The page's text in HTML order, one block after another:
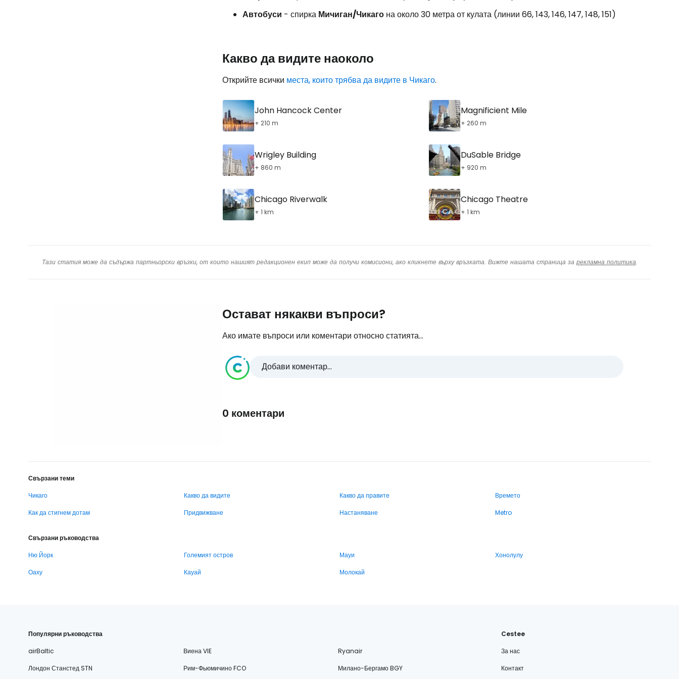
Автобуси - спирка Мичиган/Чикаго на около 30 метра от кулата (линии 66, 143, 146, 147, 148, 151)
Какво да видите наоколо
Открийте всички места, които трябва да видите в Чикаго.
John Hancock Center
+ 210 m
Magnificient Mile
+ 260 m
Wrigley Building
+ 860 m
DuSable Bridge
+ 920 m
Chicago Riverwalk
+ 1 km
Chicago Theatre
+ 1 km
Тази статия може да съдържа партньорски връзки, от които нашият редакционен екип може да получи комисиони, ако кликнете върху връзката. Вижте нашата страница за рекламна политика.
Остават някакви въпроси?
Ако имате въпроси или коментари относно статията...
Добави коментар...
0 коментари
Свързани теми
Чикаго
Какво да видите Какво да правите
Времето
Как да стигнем дотам
Придвижване Настаняване Metro
Свързани ръководства
Ню Йорк
Големият остров Мауи
Хонолулу
Оаху
Кауай Молокай
Популярни ръководства
airBaltic
Виена VIE
Ryanair
Лондон Станстед STN
Рим-Фьюмичино FCO Милано-Бергамо BGY
Cestee
За нас
Контакт